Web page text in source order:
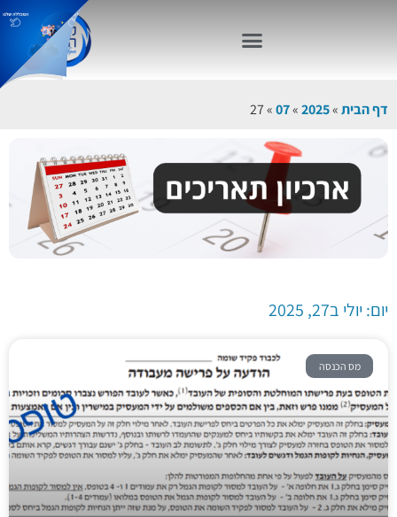
דף הבית»
2025
»
07
»
יום: יולי ב27, 2025
מס הכנסה